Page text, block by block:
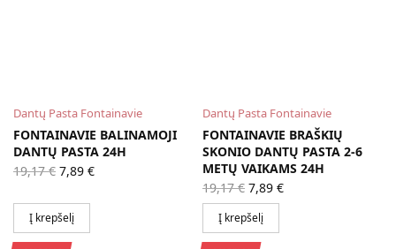
Dantų Pasta Fontainavie
FONTAINAVIE BALINAMOJI
DANTŲ PASTA 24H
19,17€ Original
price
19,17 €.
7,89 €Current
Į krepšelį
Dantų Pasta Fontainavie
FONTAINAVIE BRAŠKIŲ
SKONIO DANTŲ PASTA 2-6
METŲ VAIKAMS 24H
19,17€ Original
price
was:
19,17 €.
7,89 €Current
Į krepšelį